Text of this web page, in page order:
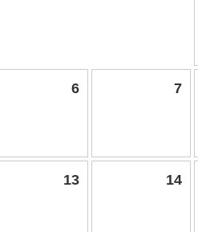
6 7
13 14